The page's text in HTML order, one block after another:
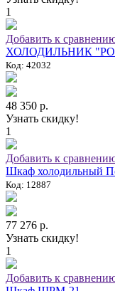
1
Добавить к
ХОЛОДИЛЬНИК
Код: 42032
48 350 р.
Узнать скидку!
1
Добавить к
Шкаф холодильный
Код: 12887
77 276 р.
Узнать скидку!
1
Добавить к